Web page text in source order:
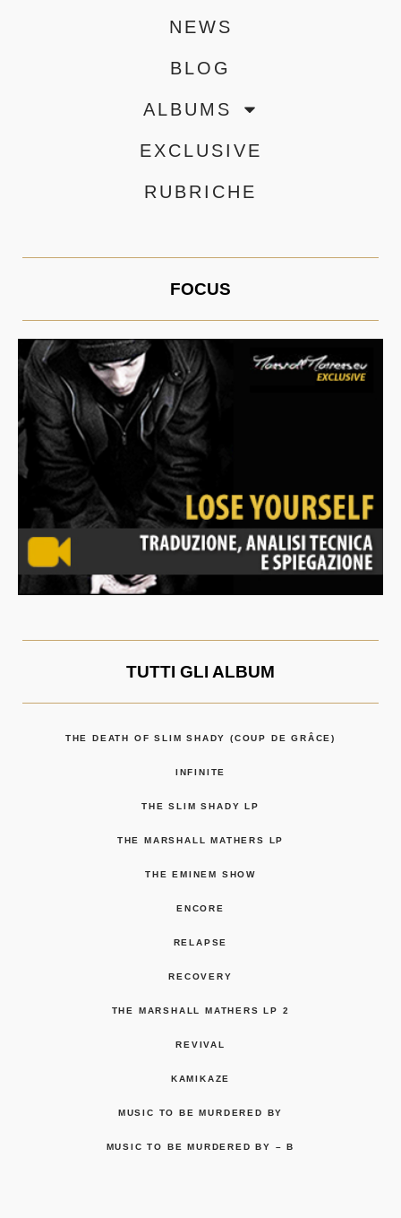
NEWS
BLOG
ALBUMS
EXCLUSIVE
RUBRICHE
FOCUS
TUTTI GLI ALBUM
THE DEATH OF SLIM SHADY (COUP DE GRÂCE)
INFINITE
THE SLIM SHADY LP
THE MARSHALL MATHERS LP
THE EMINEM SHOW
ENCORE
RELAPSE
RECOVERY
THE MARSHALL MATHERS LP 2
REVIVAL
KAMIKAZE
MUSIC TO BE MURDERED BY
MUSIC TO BE MURDERED BY – B